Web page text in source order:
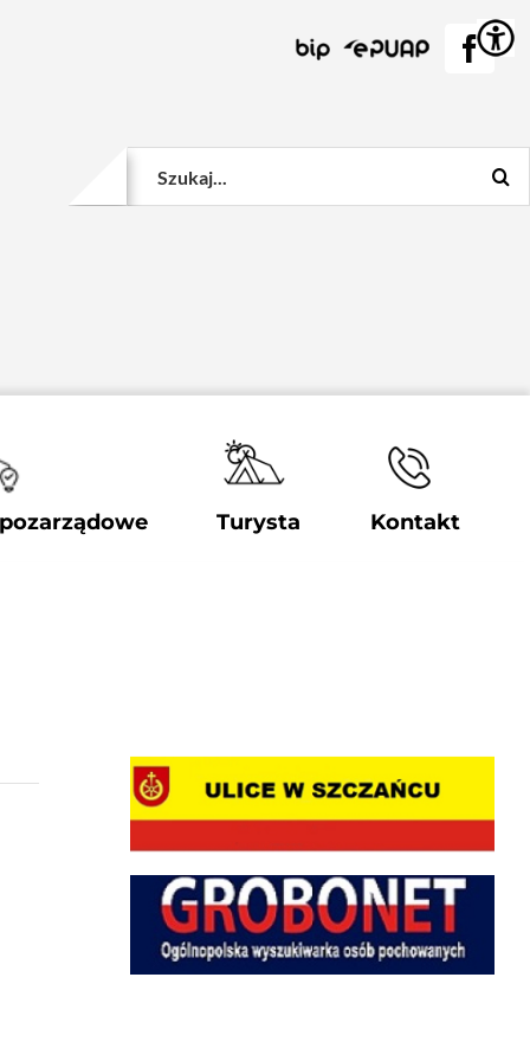
BIP EPUAP
Turysta Kontakt